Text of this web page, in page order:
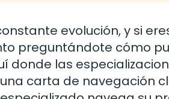
evolución, y si
preguntándote cómo
donde las
carta de navegación